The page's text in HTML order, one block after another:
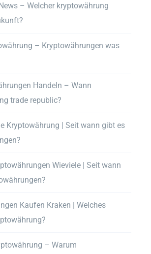
– Welcher kryptowährung
– Kryptowährungen was
Handeln – Wann
trade republic?
Kryptowährung | Seit wann gibt es
Wieviele | Seit wann
Kaufen Kraken | Welches
– Warum